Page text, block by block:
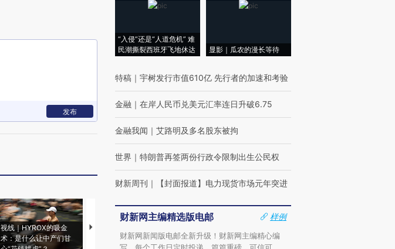
发布
视线｜HYROX的吸金
术：是什么让中产们甘
马航飞行员跨国走私7万
粒摇头丸 尿检体内含3种
度Z世代 用街头抗争将教
机”？难民潮撕裂西班牙
“入侵”还是“人道危机” 难
民潮撕裂西班牙飞地休达
显影｜瓜农的漫长等待
特稿 ｜ 宇树发行市值610亿 先行者的加速和考验
金融 ｜ 在岸人民币兑美元汇率连日升破6.75
金融我闻 ｜ 艾路明及多名股东被拘
世界 ｜ 特朗普再签两份行政令限制出生公民权
财新周刊 ｜ 【封面报道】电力现货市场元年突进
财新网主编精选版电邮
样例
财新网新闻版电邮全新升级！财新网主编精心编